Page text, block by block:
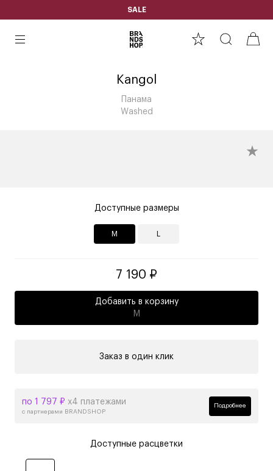
SALE
Kangol
Панама
Washed
Доступные размеры
M
7 190 ₽
Добавить в корзину
M
Заказ в один клик
по 1 797 ₽ х4 платежами
с партнерами BRANDSHOP
Подробнее
Доступные расцветки